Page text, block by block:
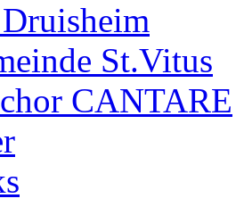
St.Vitus
CANTARE